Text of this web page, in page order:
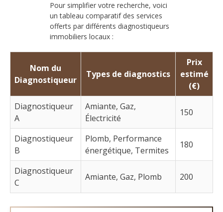
Pour simplifier votre recherche, voici
un tableau comparatif des services
offerts par différents diagnostiqueurs
immobiliers locaux :
Nom du
Diagnostiqueur
Types de diagnostics
Prix
estimé
(€)
Diagnostiqueur
A
Amiante, Gaz,
Électricité
150
Diagnostiqueur
B
Plomb, Performance
énergétique, Termites
180
Diagnostiqueur
C
Amiante, Gaz, Plomb 200